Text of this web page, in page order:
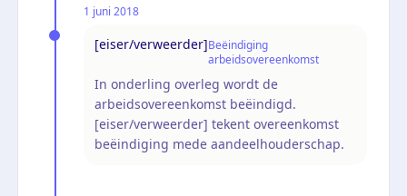
1 juni 2018
[eiser/verweerder]Beëindiging
arbeidsovereenkomst
In onderling overleg wordt de
arbeidsovereenkomst beëindigd.
[eiser/verweerder] tekent overeenkomst
beëindiging mede aandeelhouderschap.